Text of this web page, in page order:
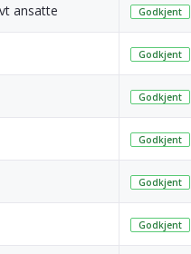
ansatte Godkjent
Godkjent
Godkjent
Godkjent
Godkjent
Godkjent